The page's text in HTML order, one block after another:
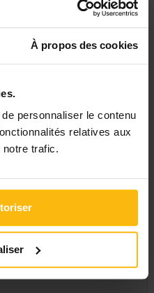
À propos des cookies
personnaliser le contenu
relatives aux
trafic.